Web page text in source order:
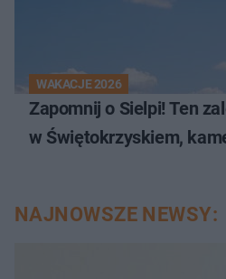
WAKACJE 2026
Zapomnij o Sielpi! Ten
w Świętokrzyskiem,
NAJNOWSZE NEWSY: